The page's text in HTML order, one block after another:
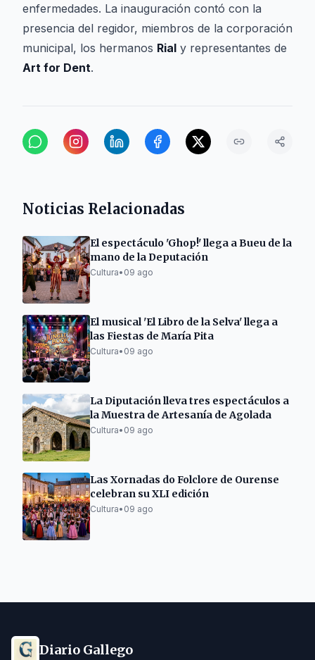
enfermedades. La inauguración contó con la
presencia del regidor, miembros de la corporación
municipal, los hermanos Rial y representantes de
Art for Dent.
Noticias Relacionadas
El espectáculo 'Ghop!' llega a Bueu de la
mano de la Deputación
Cultura• 09 ago
El musical 'El Libro de la Selva' llega a
las Fiestas de María Pita
Cultura• 09 ago
La Diputación lleva tres espectáculos a
la Muestra de Artesanía de Agolada
Cultura• 09 ago
Las Xornadas do Folclore de Ourense
celebran su XLI edición
Cultura• 09 ago
Diario Gallego